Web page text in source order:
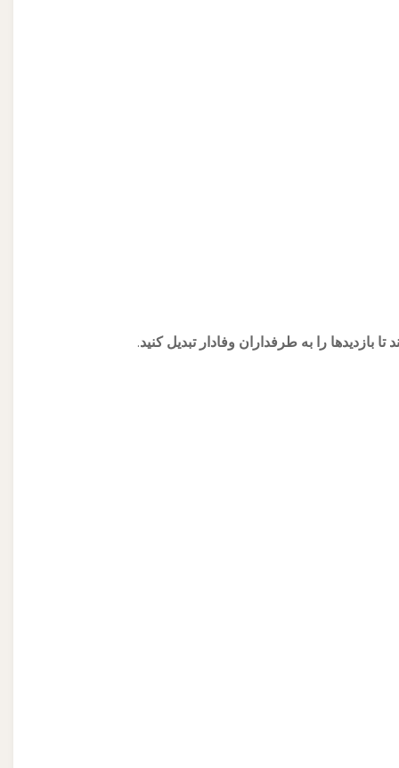
را به طرفداران وفادار تبدیل کنید.